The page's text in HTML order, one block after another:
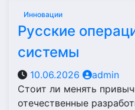
Инновации
Русские
системы
10.06.2026
admin
Стоит ли менять
отечественные